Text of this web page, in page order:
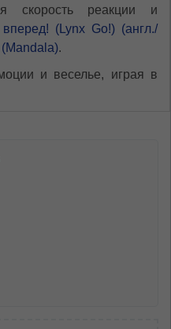
скорость реакции и
(Lynx Go!) (англ./
.
и веселье, играя в